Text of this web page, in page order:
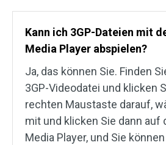
Kann ich 3GP-Dateien mit
Media Player abspielen?
Ja, das können Sie. Finden
3GP-Videodatei und klicken
rechten Maustaste darauf,
mit und klicken Sie dann auf
Media Player, und Sie